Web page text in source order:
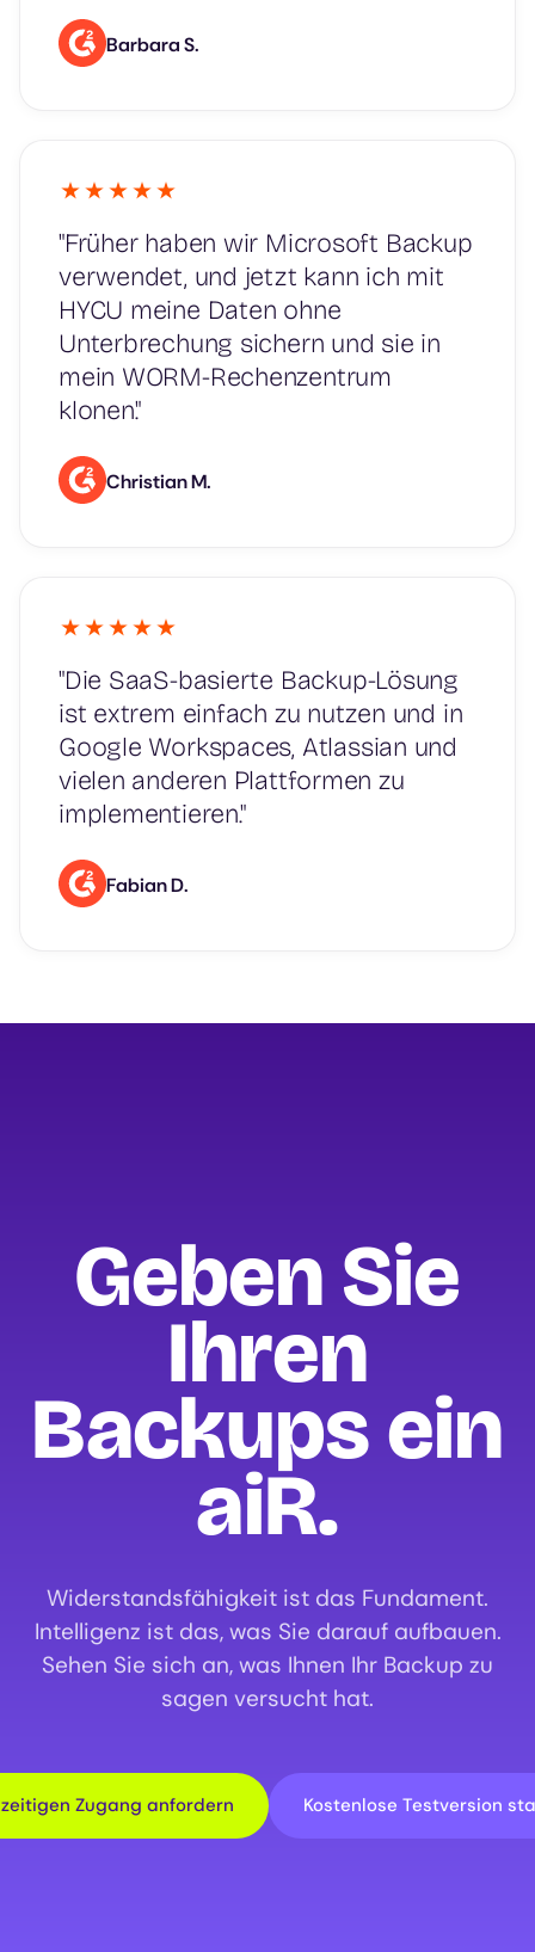
Barbara S.
"Früher haben wir Microsoft Backup
verwendet, und jetzt kann ich mit
HYCU meine Daten ohne
Unterbrechung sichern und sie in
mein WORM-Rechenzentrum
klonen."
Christian M.
"Die SaaS-basierte Backup-Lösung
ist extrem einfach zu nutzen und in
Google Workspaces, Atlassian und
vielen anderen Plattformen zu
implementieren."
Fabian D.
Geben Sie
Ihren
Backups ein
aiR.
Widerstandsfähigkeit ist das Fundament.
Intelligenz ist das, was Sie darauf aufbauen.
Sehen Sie sich an, was Ihnen Ihr Backup zu
sagen versucht hat.
Zugang anfordern Kostenlose Testversion